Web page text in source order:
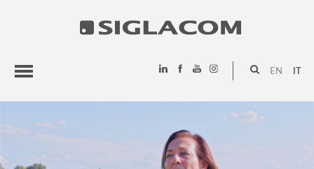
EN
SIGLACOM